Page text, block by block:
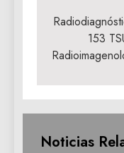
153
Noticias